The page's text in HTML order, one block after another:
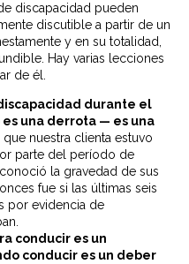
discapacidad pueden
discutible a partir de un
y en su totalidad,
Hay varias lecciones
de él.
durante el
una derrota — es una
nuestra clienta estuvo
parte del período de
la gravedad de sus
fue si las últimas seis
por evidencia de
conducir es un
conducir es un deber